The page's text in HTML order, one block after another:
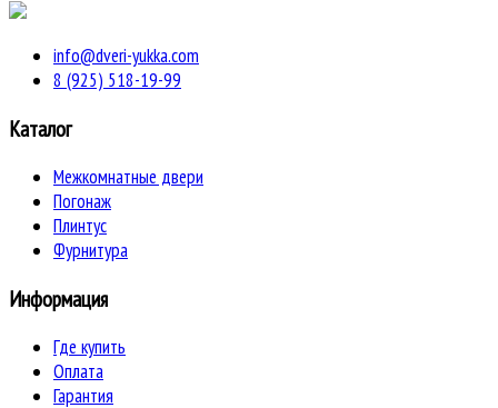
info@dveri-yukka.com
8 (925) 518-19-99
Каталог
Межкомнатные двери
Погонаж
Плинтус
Фурнитура
Информация
Где купить
Оплата
Гарантия